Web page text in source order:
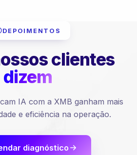
DEPOIMENTOS
clientes
dizem
IA com a XMB ganham mais
e eficiência na operação.
diagnóstico